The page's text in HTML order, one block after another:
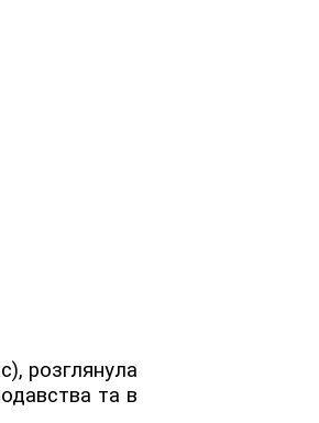
розглянула
та в